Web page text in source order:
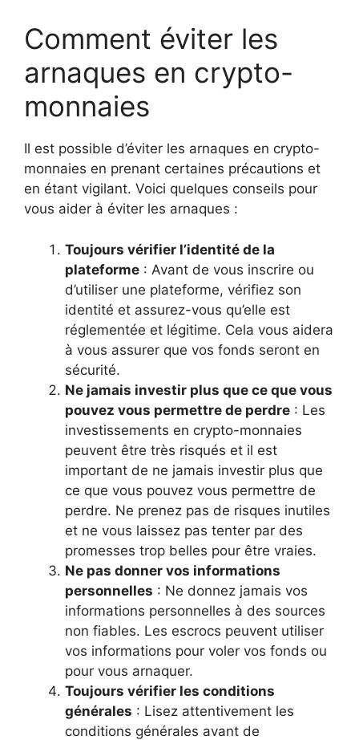
Comment éviter les
arnaques en crypto-
monnaies
Il est possible d’éviter les arnaques en crypto-
monnaies en prenant certaines précautions et
en étant vigilant. Voici quelques conseils pour
vous aider à éviter les arnaques :
Toujours vérifier l’identité de la
plateforme : Avant de vous inscrire ou
d’utiliser une plateforme, vérifiez son
identité et assurez-vous qu’elle est
réglementée et légitime. Cela vous aidera
à vous assurer que vos fonds seront en
sécurité.
Ne jamais investir plus que ce que vous
pouvez vous permettre de perdre : Les
investissements en crypto-monnaies
peuvent être très risqués et il est
important de ne jamais investir plus que
ce que vous pouvez vous permettre de
perdre. Ne prenez pas de risques inutiles
et ne vous laissez pas tenter par des
promesses trop belles pour être vraies.
Ne pas donner vos informations
personnelles : Ne donnez jamais vos
informations personnelles à des sources
non fiables. Les escrocs peuvent utiliser
vos informations pour voler vos fonds ou
pour vous arnaquer.
Toujours vérifier les conditions
générales : Lisez attentivement les
conditions générales avant de